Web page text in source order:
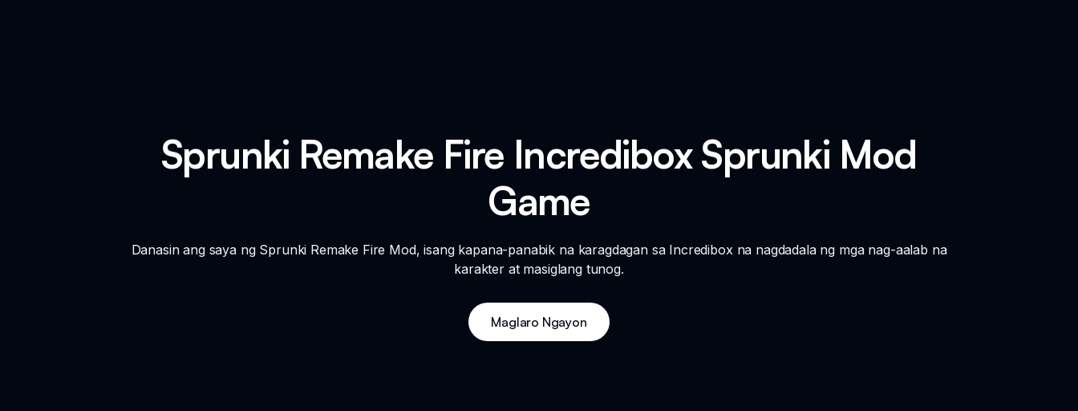
Sprunki Remake Fire Incredibox Sprunki Mod
Game
Danasin ang saya ng Sprunki Remake Fire Mod, isang kapana-panabik na karagdagan sa Incredibox na nagdadala ng mga nag-aalab na
karakter at masiglang tunog.
Maglaro Ngayon